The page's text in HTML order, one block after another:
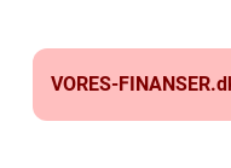
VORES-FINANSER.